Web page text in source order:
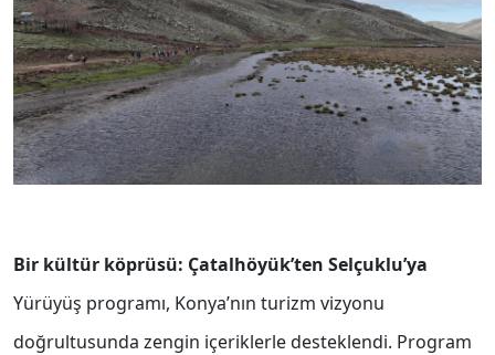
Bir kültür köprüsü: Çatalhöyük’ten Selçuklu’ya
Yürüyüş programı, Konya’nın turizm vizyonu
doğrultusunda zengin içeriklerle desteklendi. Program